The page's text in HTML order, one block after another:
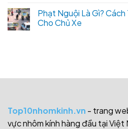
Phạt Nguội Là Gì?
Cho Chủ Xe
Top10nhomkinh.vn - trang
vực nhôm kính hàng đầu tại